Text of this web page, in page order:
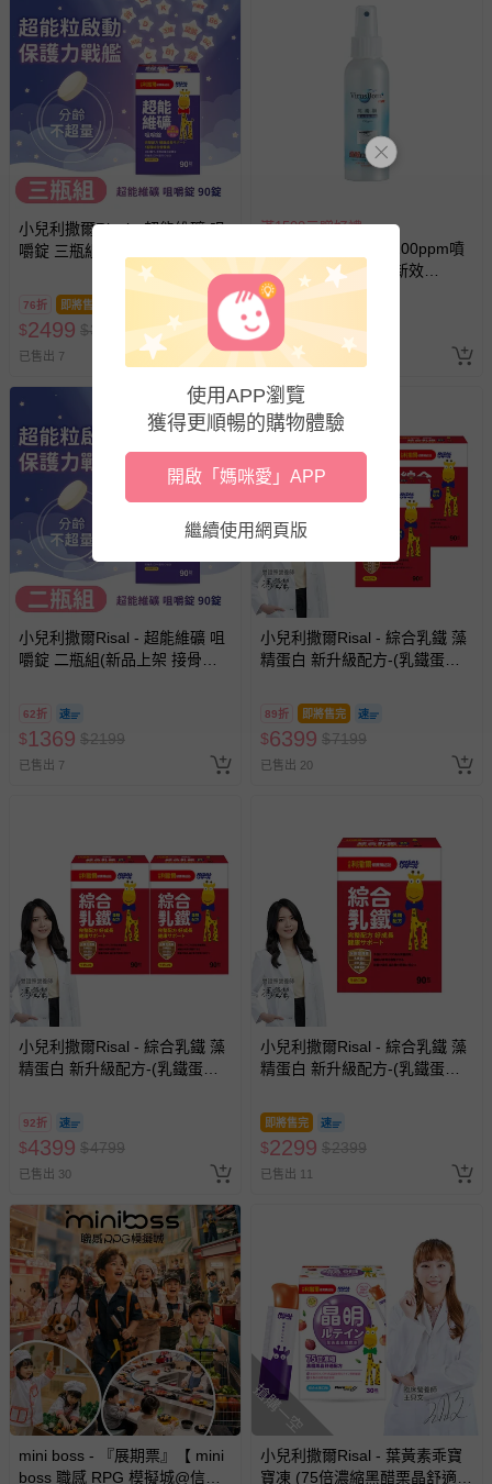
-接觸性孕哺產品（奶嘴、奶瓶、擠乳器、哺乳衣、托腹
帶束縛衣、餐搖椅等）。
-其他原廠盒裝商品封口處已貼上「不可拆封」，或具警
示字句等說明貼紙、封條者。
國際航空、客運、訂房等服務。
相關的退換貨辦理流程，可詳見： 退換貨 & 退款問題
其他常見問題：
運送服務：目前提供的運送僅限台灣本島。如您位於離島地
區，可能會無法配送，或須依據商品需加收離島運費。廠商
亦保留出貨與否的權利。離島、偏遠地區、樓層親送等加價
費用，可能會另需加收。
已出貨通知之訊息為主。
如您收到商品，請依正常流程檢查是否完好，若商品遇瑕疵
情形，您可申請更換新品或退貨，請見：
退貨的辦理流程
若您對於會員帳號、商品訂購與資訊、購物流程、付款方
式、折價券與購物金的使用、退貨及商品運送方式等有疑
問，你可詳見：
媽咪愛客服中心。
預購商品：預購為海外同步代購，遇缺貨即會通知媽咪並協
助取消退款事宜。
商品如因「價格、組合」等錯誤原因，導致無法安排出貨，
會主動以簡訊及mail通知訂單取消事宜，並將提供適當補
小兒利撒爾Risal - 超能維礦 咀
嚼錠 三瓶組(新品上架 接骨木
莓萃取)-90粒/共270粒
76折 即將售完
$2499 $3299
已售出 7
滿1500元贈好禮
病毒崩 VirusBom - 100ppm噴
劑隨身瓶-公司貨/最新效
期-100ml
$370
已售出 98974
小兒利撒爾Risal - 超能維礦 咀
嚼錠 二瓶組(新品上架 接骨木
62折
$1369 $2199
已售出 7
小兒利撒爾Risal - 綜合乳鐵 藻
精蛋白 新升級配方-(乳鐵蛋白
油)-90包 3盒組 共270包
89折 即將售完
$6399 $7199
已售出 20
小兒利撒爾Risal - 綜合乳鐵 藻
精蛋白 新升級配方-(乳鐵蛋白
92折
$4399 $4799
已售出 30
小兒利撒爾Risal - 綜合乳鐵 藻
精蛋白 新升級配方-(乳鐵蛋白
油)-90包/盒
即將售完
$2299 $2399
已售出 11
mini boss - 『展期票』【 mini
boss 職感 RPG 模擬城@信義
搶購一空
小兒利撒爾Risal - 葉黃素乖寶
寶凍 (75倍濃縮黑醋栗晶舒適配
使用APP瀏覽
獲得更順暢的購物體驗
開啟「媽咪愛」APP
繼續使用網頁版